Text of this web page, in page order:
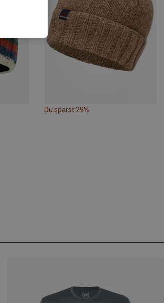
Du sparst 29%